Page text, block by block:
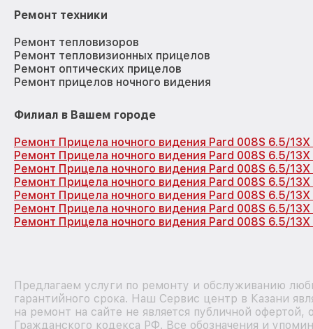
Ремонт техники
Ремонт тепловизоров
Ремонт тепловизионных прицелов
Ремонт оптических прицелов
Ремонт прицелов ночного видения
Филиал в Вашем городе
Ремонт Прицела ночного видения Pard 008S 6.5/
Ремонт Прицела ночного видения Pard 008S 6.5/
Ремонт Прицела ночного видения Pard 008S 6.5/
Ремонт Прицела ночного видения Pard 008S 6.5/
Ремонт Прицела ночного видения Pard 008S 6.5/
Ремонт Прицела ночного видения Pard 008S 6.5/
Ремонт Прицела ночного видения Pard 008S 6.5/13X
Предлагаем услуги по ремонту и обслуживанию
гарантийного срока. Наш Сервис центр в Казани
на ремонт на сайте не является публичной
Гражданского кодекса РФ. Все обозначения и